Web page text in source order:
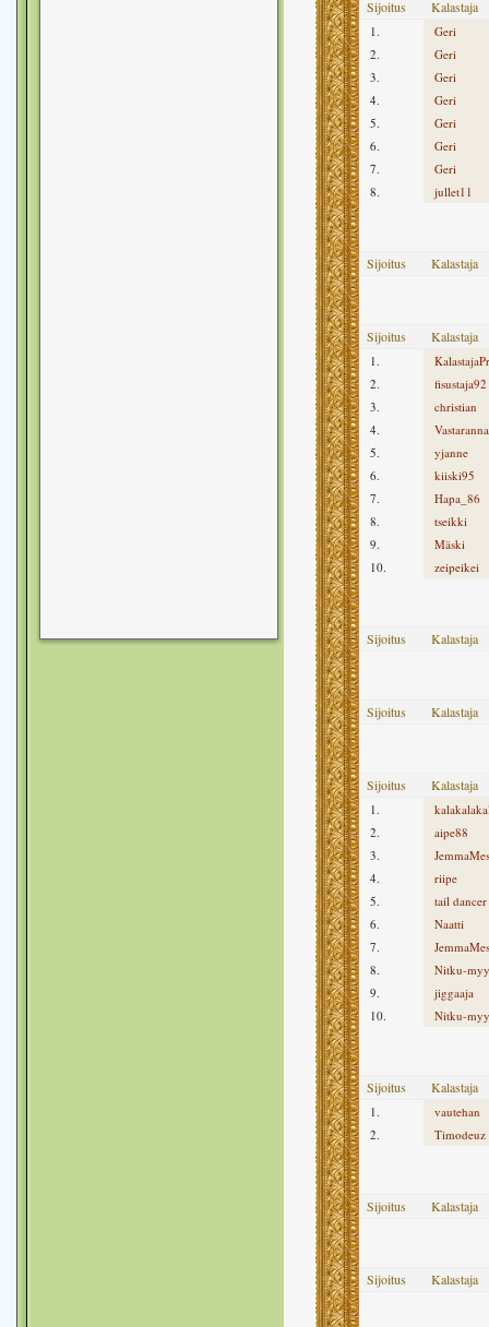
Sijoitus Kalastaja
1.
Geri
2.
Geri
3.
Geri
4.
Geri
5.
Geri
6.
Geri
7.
Geri
8.
jullet11
Sijoitus Kalastaja
Sijoitus Kalastaja
1.
2.
fisustaja92
3.
christian
4.
5.
yjanne
6.
kiiski95
7.
Hapa_86
8.
tseikki
9.
Mäski
10.
zeipeikei
Sijoitus Kalastaja
Sijoitus Kalastaja
Sijoitus Kalastaja
1.
2.
aipe88
3.
4.
riipe
5.
tail dancer
6.
Naatti
7.
8.
Nitku-myy
9.
jiggaaja
10.
Nitku-myy
Sijoitus Kalastaja
1.
vautehan
2.
Timodeuz
Sijoitus Kalastaja
Sijoitus Kalastaja